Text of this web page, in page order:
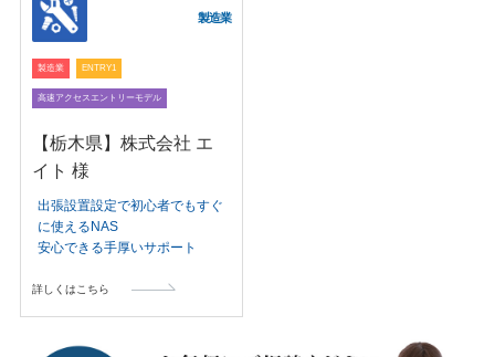
製造業
製造業 ENTRY1
高速アクセスエントリーモデル
【栃木県】株式会社 エ
イト 様
出張設置設定で初心者でもすぐ
に使えるNAS
安心できる手厚いサポート
詳しくはこちら